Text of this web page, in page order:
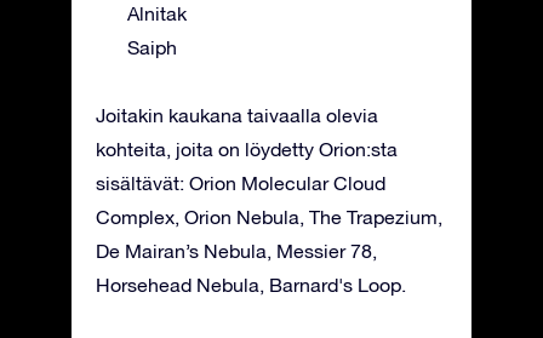
Alnitak
Saiph
Joitakin kaukana taivaalla olevia
kohteita, joita on löydetty Orion:sta
sisältävät: Orion Molecular Cloud
Complex, Orion Nebula, The Trapezium,
De Mairan’s Nebula, Messier 78,
Horsehead Nebula, Barnard's Loop.